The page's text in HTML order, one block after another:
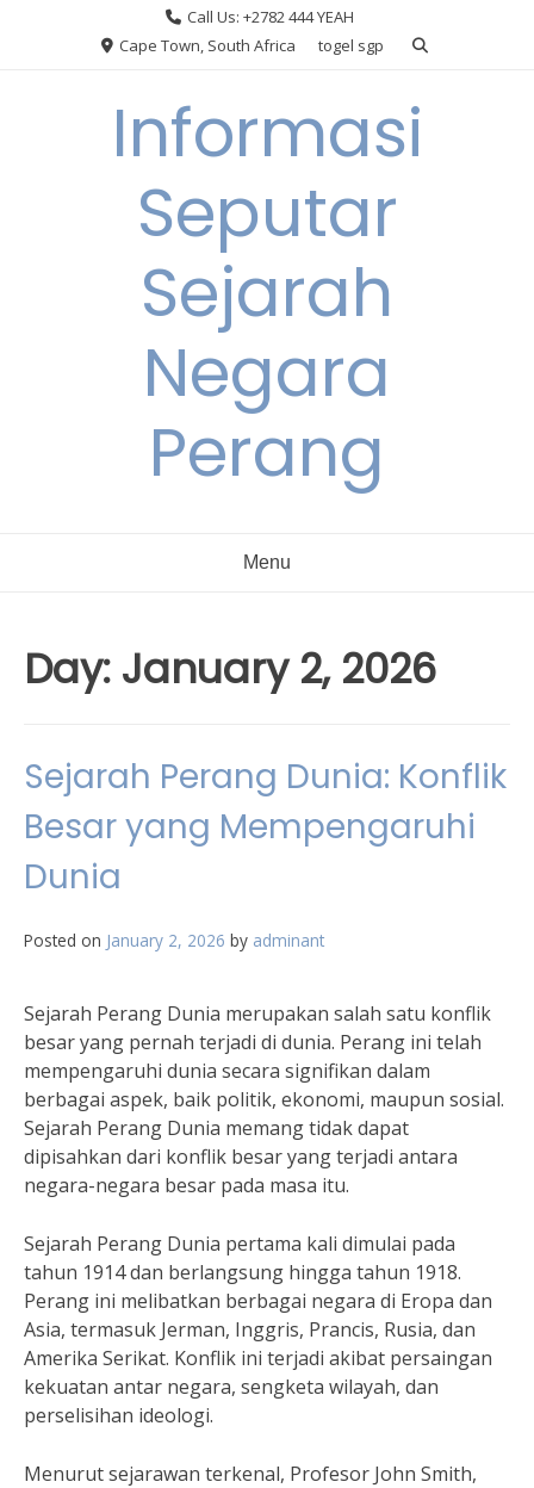
Call Us: +2782 444 YEAH
Cape Town, South Africa
togel sgp
Informasi
Seputar
Sejarah
Negara
Perang
Menu
Day: January 2, 2026
Sejarah Perang Dunia: Konflik
Besar yang Mempengaruhi
Dunia
Posted on January 2, 2026 by adminant
Sejarah Perang Dunia merupakan salah satu konflik
besar yang pernah terjadi di dunia. Perang ini telah
mempengaruhi dunia secara signifikan dalam
berbagai aspek, baik politik, ekonomi, maupun sosial.
Sejarah Perang Dunia memang tidak dapat
dipisahkan dari konflik besar yang terjadi antara
negara-negara besar pada masa itu.
Sejarah Perang Dunia pertama kali dimulai pada
tahun 1914 dan berlangsung hingga tahun 1918.
Perang ini melibatkan berbagai negara di Eropa dan
Asia, termasuk Jerman, Inggris, Prancis, Rusia, dan
Amerika Serikat. Konflik ini terjadi akibat persaingan
kekuatan antar negara, sengketa wilayah, dan
perselisihan ideologi.
Menurut sejarawan terkenal, Profesor John Smith,